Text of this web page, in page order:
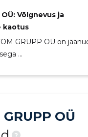
OÜ: Võlgnevus ja
kaotus
GRUPP OÜ on
...
OÜ
?